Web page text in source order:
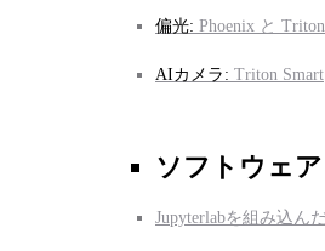
偏光: Phoenix と Triton
AIカメラ: Triton Smart
ソフトウェア
Jupyterlabを組み込ん